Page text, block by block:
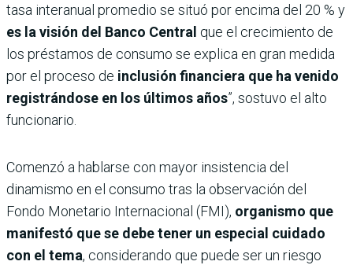
tasa interanual promedio se situó por encima del 20 % y
es la visión del Banco Central que el crecimiento de
los préstamos de consumo se explica en gran medida
por el proceso de inclusión financiera que ha venido
registrándose en los últimos años”, sostuvo el alto
funcionario.
Comenzó a hablarse con mayor insistencia del
dinamismo en el consumo tras la observación del
Fondo Monetario Internacional (FMI), organismo que
manifestó que se debe tener un especial cuidado
con el tema, considerando que puede ser un riesgo